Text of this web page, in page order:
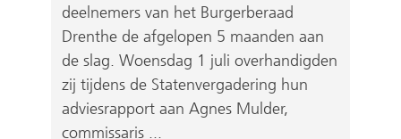
deelnemers van het Burgerberaad
Drenthe de afgelopen 5 maanden aan
de slag. Woensdag 1 juli overhandigden
zij tijdens de Statenvergadering hun
adviesrapport aan Agnes Mulder,
commissaris ...